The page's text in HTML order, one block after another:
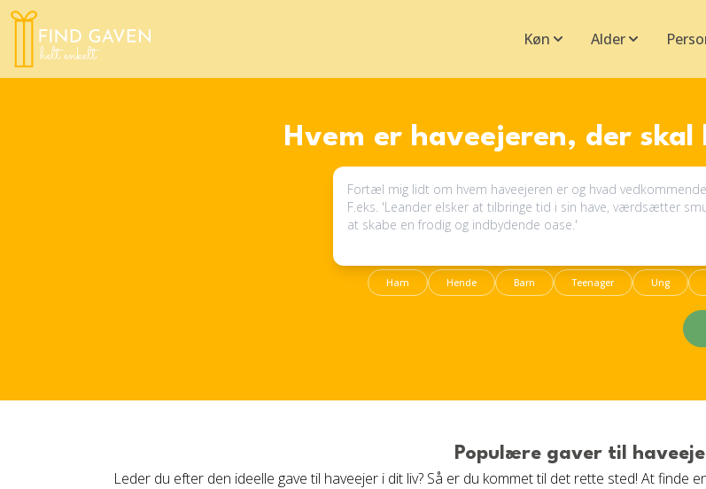
Køn Alder
Hvem er haveejeren, der skal
Ham Hende Barn Teenager Ung
Populære gaver til
Leder du efter den ideelle gave til haveejer i dit liv? Så er du kommet til det rette sted! At